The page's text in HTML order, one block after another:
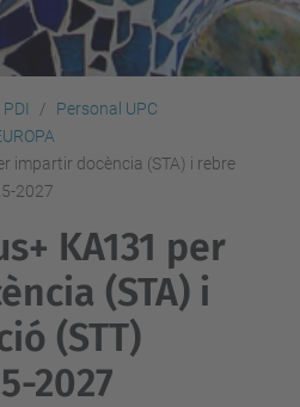
Personal UPC
impartir docència (STA) i rebre
2027
KA131 per
(STA) i
(STT)
2027